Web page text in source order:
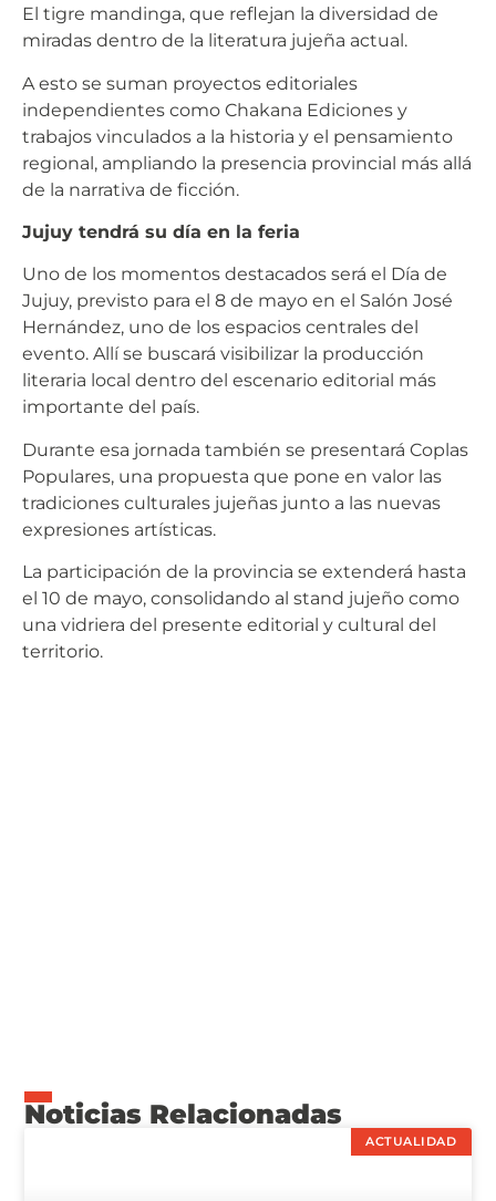
El tigre mandinga, que reflejan la diversidad de
miradas dentro de la literatura jujeña actual.
A esto se suman proyectos editoriales
independientes como Chakana Ediciones y
trabajos vinculados a la historia y el pensamiento
regional, ampliando la presencia provincial más allá
de la narrativa de ficción.
Jujuy tendrá su día en la feria
Uno de los momentos destacados será el Día de
Jujuy, previsto para el 8 de mayo en el Salón José
Hernández, uno de los espacios centrales del
evento. Allí se buscará visibilizar la producción
literaria local dentro del escenario editorial más
importante del país.
Durante esa jornada también se presentará Coplas
Populares, una propuesta que pone en valor las
tradiciones culturales jujeñas junto a las nuevas
expresiones artísticas.
La participación de la provincia se extenderá hasta
el 10 de mayo, consolidando al stand jujeño como
una vidriera del presente editorial y cultural del
territorio.
Noticias Relacionadas
ACTUALIDAD